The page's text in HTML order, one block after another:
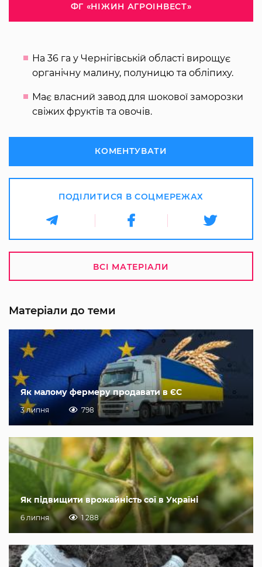
ФГ «НІЖИН АГРОІНВЕСТ»
На 36 га у Чернігівській області вирощує
органічну малину, полуницю та обліпиху.
Має власний завод для шокової заморозки
свіжих фруктів та овочів.
КОМЕНТУВАТИ
ПОДІЛИТИСЯ В СОЦМЕРЕЖАХ
ВСІ МАТЕРІАЛИ
Матеріали до теми
Як малому фермеру продавати в ЄС
3 липня 798
Як підвищити врожайність сої в Україні
6 липня 1 288